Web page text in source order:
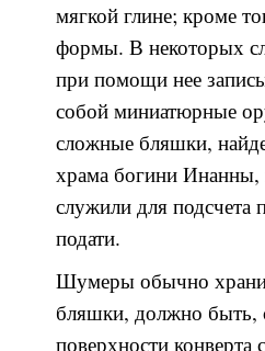
мягкой глине; кроме
формы. В некоторых
при помощи нее
собой миниатюрные
сложные бляшки,
храма богини
служили для подсчета
подати.
Шумеры обычно
бляшки, должно быть,
поверхности конверта